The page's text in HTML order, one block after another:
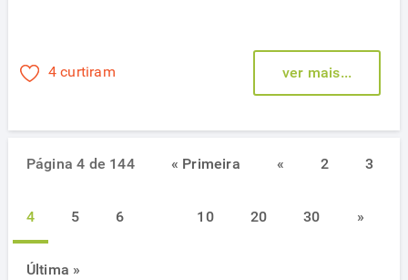
4 curtiram ver mais...
Página 4 de 144 « Primeira « 2 3
4 5 6 10 20 30 »
Última »